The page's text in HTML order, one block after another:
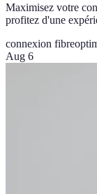
Maximisez votre
profitez d'une
connexion fibre
Aug 6